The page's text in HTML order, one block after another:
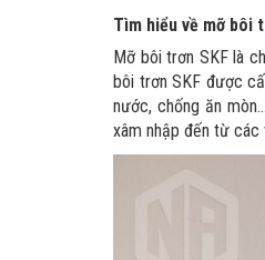
Tìm hiểu về mỡ bôi
Mỡ bôi trơn SKF là
bôi trơn SKF được
nước, chống ăn
xâm nhập đến từ các